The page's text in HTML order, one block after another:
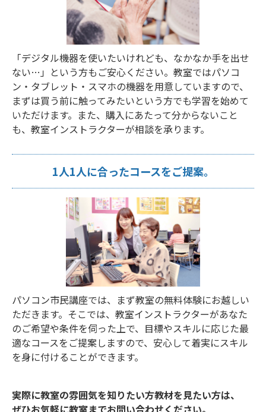
「デジタル機器を使いたいけれども、なかなか手を出せ
ない…」という方もご安心ください。教室ではパソコ
ン・タブレット・スマホの機器を用意していますので、
まずは買う前に触ってみたいという方でも学習を始めて
いただけます。また、購入にあたって分からないこと
も、教室インストラクターが相談を承ります。
1人1人に合ったコースをご提案。
パソコン市民講座では、まず教室の無料体験にお越しい
ただきます。そこでは、教室インストラクターがあなた
のご希望や条件を伺った上で、目標やスキルに応じた最
適なコースをご提案しますので、安心して着実にスキル
を身に付けることができます。
実際に教室の雰囲気を知りたい方教材を見たい方は、